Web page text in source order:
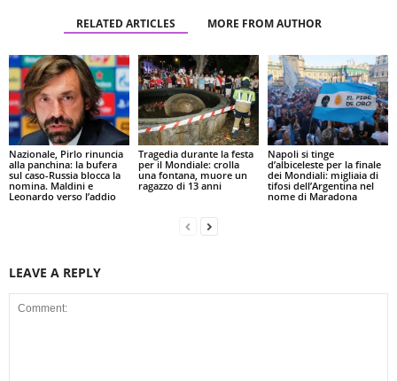
RELATED ARTICLES MORE FROM AUTHOR
Nazionale, Pirlo rinuncia
alla panchina: la bufera
sul caso-Russia blocca la
nomina. Maldini e
Leonardo verso l’addio
Tragedia durante la festa
per il Mondiale: crolla
una fontana, muore un
ragazzo di 13 anni
Napoli si tinge
d’albiceleste per la finale
dei Mondiali: migliaia di
tifosi dell’Argentina nel
nome di Maradona
LEAVE A REPLY